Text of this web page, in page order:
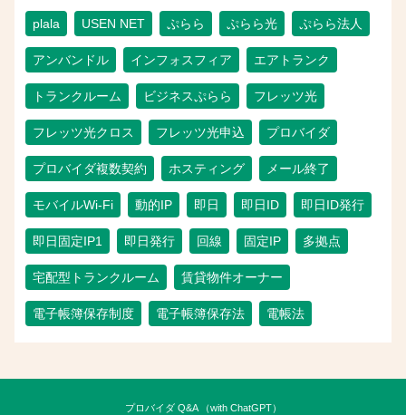
plala USEN NET ぷらら ぷらら光 ぷらら法人
アンバンドル インフォスフィア エアトランク
トランクルーム ビジネスぷらら フレッツ光
フレッツ光クロス フレッツ光申込 プロバイダ
プロバイダ複数契約 ホスティング メール終了
モバイルWi-Fi 動的IP 即日 即日ID 即日ID発行
即日固定IP1 即日発行 回線 固定IP 多拠点
宅配型トランクルーム 賃貸物件オーナー
電子帳簿保存制度 電子帳簿保存法 電帳法
プロバイダ Q&A （with ChatGPT）